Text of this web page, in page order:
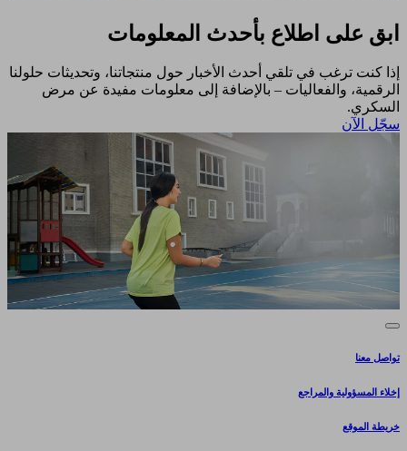
ابق على اطلاع بأحدث المعلومات
إذا كنت ترغب في تلقي أحدث الأخبار حول منتجاتنا، وتحديثات حلولنا
الرقمية، والفعاليات – بالإضافة إلى معلومات مفيدة عن مرض
السكري.​
سجّل الآن​
تواصل معنا
إخلاء المسؤولية والمراجع
خريطة الموقع